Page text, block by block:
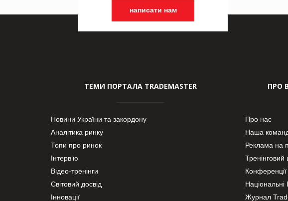
написати нам
ТЕМИ ПОРТАЛА TRADEMASTER
Новини України та закордону
Аналітика ринку
Топи про ринок
Інтерв’ю
Відео-тренінги
Світовий досвід
Інновації
ПРО
Про нас
Наша
Реклама на
Тренінговий
Національні
Журнал